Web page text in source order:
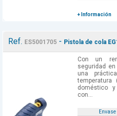
+ Información
Ref. ES5001705 - Pistola de cola
Con un
seguridad
una
temperatura
doméstico
con...
Envase